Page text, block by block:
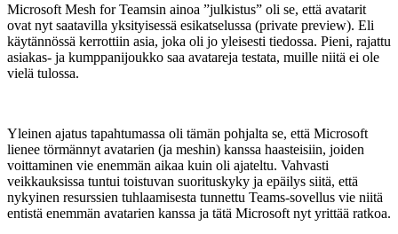
Microsoft Mesh for Teamsin ainoa ”julkistus” oli se, että avatarit
ovat nyt saatavilla yksityisessä esikatselussa (private preview). Eli
käytännössä kerrottiin asia, joka oli jo yleisesti tiedossa. Pieni, rajattu
asiakas- ja kumppanijoukko saa avatareja testata, muille niitä ei ole
vielä tulossa.
Yleinen ajatus tapahtumassa oli tämän pohjalta se, että Microsoft
lienee törmännyt avatarien (ja meshin) kanssa haasteisiin, joiden
voittaminen vie enemmän aikaa kuin oli ajateltu. Vahvasti
veikkauksissa tuntui toistuvan suorituskyky ja epäilys siitä, että
nykyinen resurssien tuhlaamisesta tunnettu Teams-sovellus vie niitä
entistä enemmän avatarien kanssa ja tätä Microsoft nyt yrittää ratkoa.